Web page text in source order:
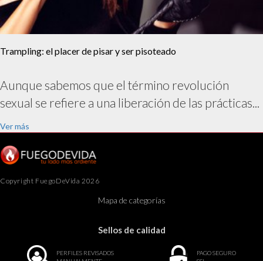
Trampling: el placer de pisar y ser pisoteado
Aunque sabemos que el término revolución
sexual se refiere a una liberación de las prácticas...
Ver más
Copyright FuegoDeVida 2026
Mapa de categorías
Sellos de calidad
PERFILES REVISADOS
PAGO SEGURO